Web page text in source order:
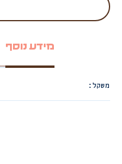
מידע נוסף
משקל